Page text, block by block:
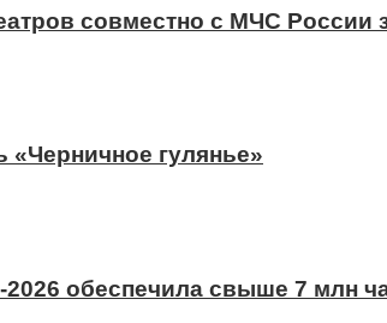
совместно с МЧС России
гулянье»
обеспечила свыше 7 млн